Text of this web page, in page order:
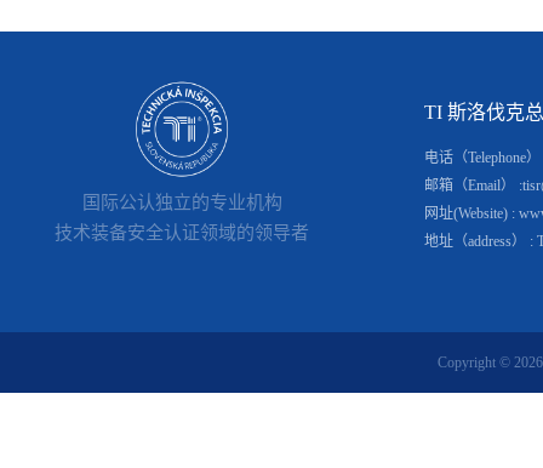
国际公认独立的专业机构
技术装备安全认证领域的领导者
TI 斯洛伐克
电话（Telephone
邮箱（Email）
网址(Website) :
地址（address） :
Copyright ©